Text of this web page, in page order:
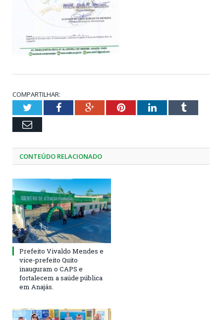
COMPARTILHAR:
TwitterFacebookGoogle+PinterestLinkedInTumblr
Email
CONTEÚDO RELACIONADO
Prefeito Vivaldo Mendes e
vice-prefeito Quito
inauguram o CAPS e
fortalecem a saúde pública
em Anajás.